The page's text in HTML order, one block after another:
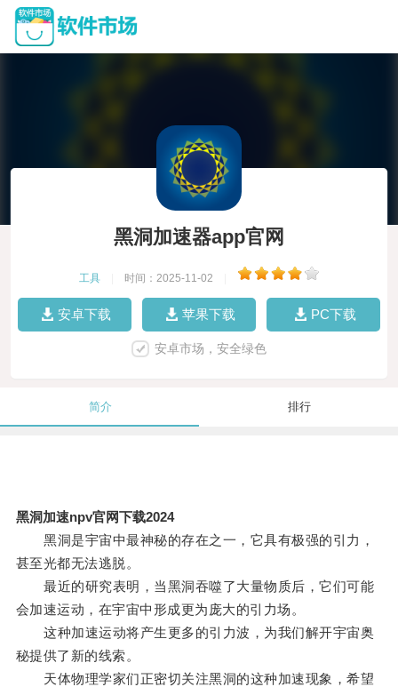
黑洞加速器app官网
工具 时间：2025-11-02
安卓下载 苹果下载 PC下载
安卓市场，安全绿色
简介 排行
黑洞加速npv官网下载2024
黑洞是宇宙中最神秘的存在之一，它具有极强的引力，
甚至光都无法逃脱。
最近的研究表明，当黑洞吞噬了大量物质后，它们可能
会加速运动，在宇宙中形成更为庞大的引力场。
这种加速运动将产生更多的引力波，为我们解开宇宙奥
秘提供了新的线索。
天体物理学家们正密切关注黑洞的这种加速现象，希望